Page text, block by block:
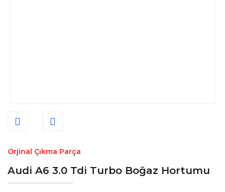
Orjinal Çıkma Parça
Audi A6 3.0 Tdi Turbo Boğaz Hortumu